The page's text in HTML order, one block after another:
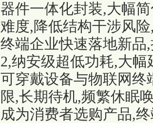
器件一体化封装,大幅
难度,降低结构干涉风
终端企业快速落地新品
2,纳安级超低功耗,大幅
可穿戴设备与物联网
限,长期待机,频繁休眠
成为消费者选购产品,